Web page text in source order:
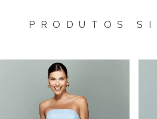
PRODUTOS